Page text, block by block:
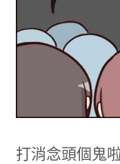
打消念頭個鬼